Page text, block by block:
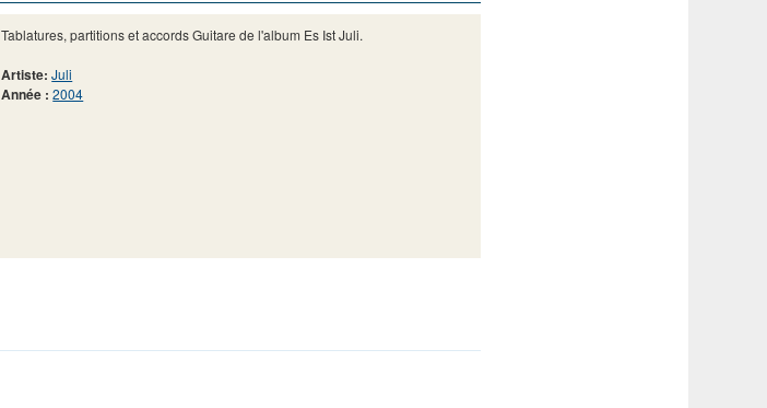
Tablatures, partitions et accords Guitare de l'album Es Ist Juli.
Artiste:Juli
Année : 2004